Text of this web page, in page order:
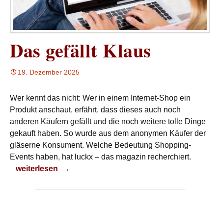
Das gefällt Klaus
19. Dezember 2025
Wer kennt das nicht: Wer in einem Internet-Shop ein
Produkt anschaut, erfährt, dass dieses auch noch
anderen Käufern gefällt und die noch weitere tolle Dinge
gekauft haben. So wurde aus dem anonymen Käufer der
gläserne Konsument. Welche Bedeutung Shopping-
Events haben, hat luckx – das magazin recherchiert.
Das gefällt Klaus
weiterlesen →